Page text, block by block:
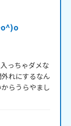
っちゃダメな
れにするなん
らうらやまし